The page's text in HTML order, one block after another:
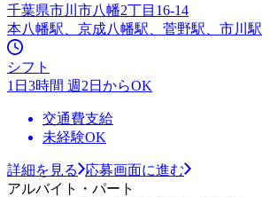
千葉県市川市八幡2丁目16-14
本八幡駅、京成八幡駅、菅野駅、市川駅
シフト
1日3時間 週2日からOK
交通費支給
未経験OK
詳細を見る
応募画面に進む
アルバイト・パート